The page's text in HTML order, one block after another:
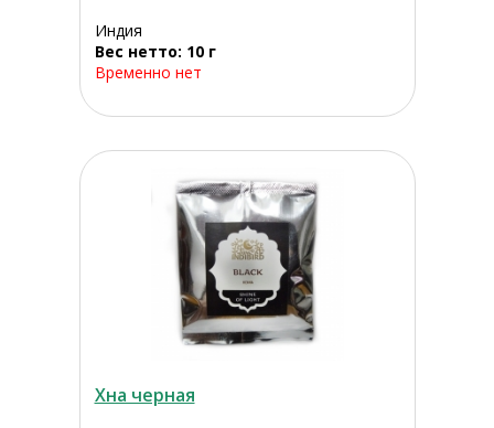
Индия
Вес нетто: 10 г
Временно нет
Хна черная